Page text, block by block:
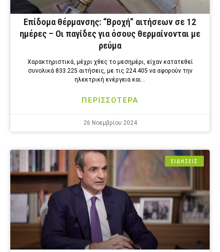
Επίδομα θέρμανσης: “Βροχή” αιτήσεων σε 12
ημέρες – Οι παγίδες για όσους θερμαίνονται με
ρεύμα
Χαρακτηριστικά, μέχρι χθες το μεσημέρι, είχαν κατατεθεί
συνολικά 833.225 αιτήσεις, με τις 224.405 να αφορούν την
ηλεκτρική ενέργεια και…
ΠΕΡΙΣΣΟΤΕΡΑ
26 Νοεμβρίου 2024
ΕΙΔΗΣΕΙΣ